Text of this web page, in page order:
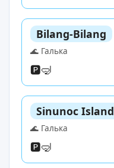
Bilang-Bilang
🌊 Галька
🅿️🤿
Sinunoc Island
🌊 Галька
🅿️🤿